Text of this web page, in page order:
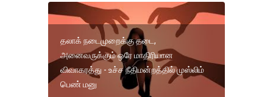
தலாக் நடைமுறைக்கு தடை,
அனைவருக்கும் ஒரே மாதிரியான
விவாகரத்து - உச்ச நீதிமன்றத்தில் முஸ்லிம்
பெண் மனு